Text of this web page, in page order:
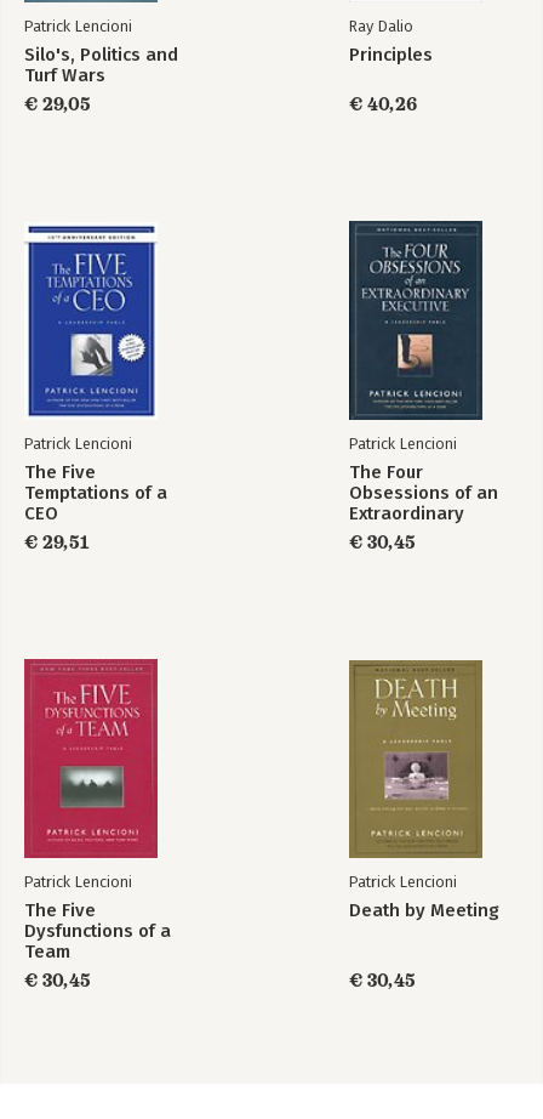
De vijf frustraties
van teamwork
teamwork -
Bekijk alle boeken
Nagerecht 84
Besliskunde 88
Imperfectie en waakzaamheid 123
De verrassende valkuil van plezier 125
Het einde van dienend leiderschap 126
Over de auteur 129
Over Quinter 130
Patrick Lencioni
Silo's, Politics and
Turf Wars
€ 29,05
Ray Dalio
Principles
€ 40,26
Patrick Lencioni
The Five
Temptations of a
CEO
€ 29,51
Patrick Lencioni
The Four
Obsessions of an
Extraordinary
Executive
€ 30,45
Patrick Lencioni
The Five
Dysfunctions of a
Team
€ 30,45
Patrick Lencioni
Death by Meeting
€ 30,45